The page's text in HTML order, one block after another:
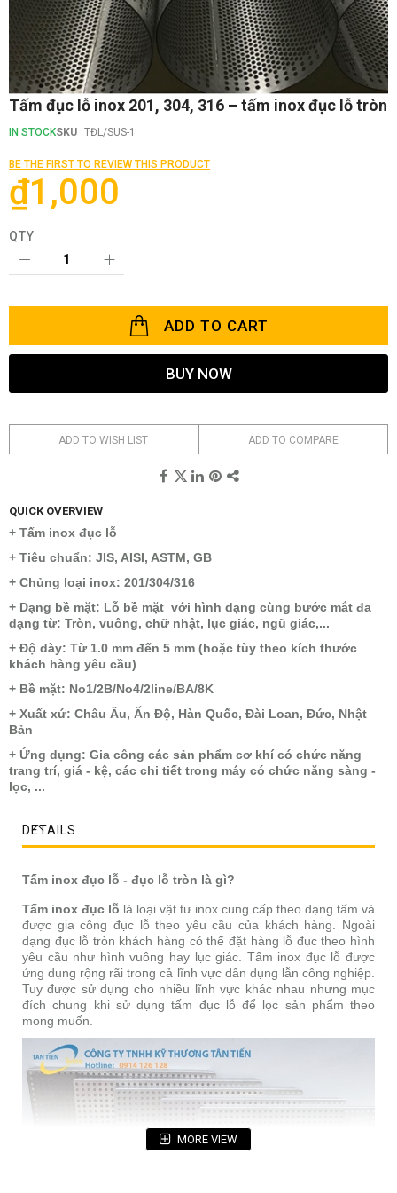
Skip
the
of
the
images
gallery
Tấm đục lỗ inox 201, 304, 316 – tấm inox đục lỗ tròn
IN STOCKSKU TĐL/SUS-1
BE THE FIRST TO REVIEW THIS PRODUCT
₫1,000
QTY
ADD TO CART
BUY NOW
ADD TO WISH LIST ADD TO COMPARE
QUICK OVERVIEW
+ Tấm inox đục lỗ
+ Tiêu chuẩn: JIS, AISI, ASTM, GB
+ Chủng loại inox: 201/304/316
+ Dạng bề mặt: Lỗ bề mặt với hình dạng cùng bước mắt đa
dạng từ: Tròn, vuông, chữ nhật, lục giác, ngũ giác,...
+ Độ dày: Từ 1.0 mm đến 5 mm (hoặc tùy theo kích thước
khách hàng yêu cầu)
+ Bề mặt: No1/2B/No4/2line/BA/8K
+ Xuất xứ: Châu Âu, Ấn Độ, Hàn Quốc, Đài Loan, Đức, Nhật
Bản
+ Ứng dụng: Gia công các sản phẩm cơ khí có chức năng
trang trí, giá - kệ, các chi tiết trong máy có chức năng sàng -
lọc, ...
DETAILS
Tấm inox đục lỗ - đục lỗ tròn là gì?
Tấm inox đục lỗ là loại vật tư inox cung cấp theo dạng tấm và
được gia công đục lỗ theo yêu cầu của khách hàng. Ngoài
dạng đục lỗ tròn khách hàng có thể đặt hàng lỗ đục theo hình
yêu cầu như hình vuông hay lục giác. Tấm inox đục lỗ được
ứng dụng rộng rãi trong cả lĩnh vực dân dụng lẫn công nghiệp.
Tuy được sử dụng cho nhiều lĩnh vực khác nhau nhưng mục
đích chung khi sử dụng tấm đục lỗ để lọc sản phẩm theo
mong muốn.
MORE VIEW